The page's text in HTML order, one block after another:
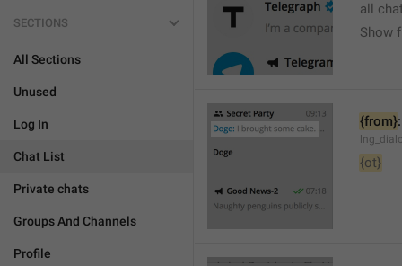
SECTIONS
All Sections
Unused
Log In
Chat List
Private chats
Groups And Channels
Profile
all
Show
{from}:
{ot}